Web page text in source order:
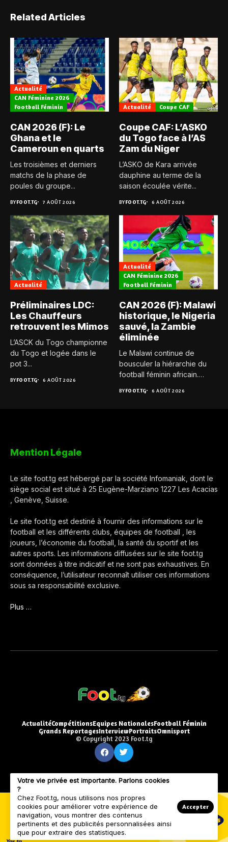
Related Articles
Actualité
CAN Féminine 2026
Football Féminin
CAN 2026 (F): Le
Ghana et le
Cameroun en quarts
Les troisièmes et derniers
matchs de la phase de
poules du groupe...
BYFOOT.TG 7 AOÛT 2026
Actualité Coupe CAF
Coupe CAF: L’ASKO
du Togo face à l’AS
Zam du Niger
L’ASKO de Kara arrivée
dauphine au terme de la
saison écoulée vérite...
BYFOOT.TG 6 AOÛT 2026
Actualité
Préliminaires LDC:
Les Chauffeurs
retrouvent les Mimos
L’ASCK du Togo championne
du Togo et logée dans le
pot 3...
BYFOOT.TG 6 AOÛT 2026
Actualité
CAN Féminine 2026
Football Féminin
CAN 2026 (F): Malawi
historique, le Nigeria
sauvé, la Zambie
éliminée
Le Malawi continue de
bousculer la hiérarchie du
football féminin africain.
BYFOOT.TG 6 AOÛT 2026
Mention Légale
Le site foot.tg est hébergé par la société Infomaniak, dont le
siège social est situé à 25 Eugène-Marziano 1227 Les Acacias
, Genève, Suisse.
Le site foot.tg est destiné à fournir des informations sur le
football et les différents clubs, équipes de football , les
joueurs, l’économie du football, la santé du sportif et les
autres sports. Les informations diffusées sur le site foot.tg
sont données à titre indicatif et ne sont pas exhaustives. En
conséquence, l’utilisateur reconnaît utiliser ces informations
sous sa responsabilité exclusive.
Plus …
ActualitéCompétitionsEquipes NationalesFootball Féminin
Grands ReportagesInterviewPortraitsOmnisport
© Copyright 2023 Foot.tg
Votre vie privée est importante. Parlons cookies
?
Chez Foot.tg, nous utilisons nos propres
cookies pour améliorer votre expérience de
navigation, vous montrer des contenus
pertinents et des publicités personnalisées ainsi
que pour extraire des statistiques.
Accepter